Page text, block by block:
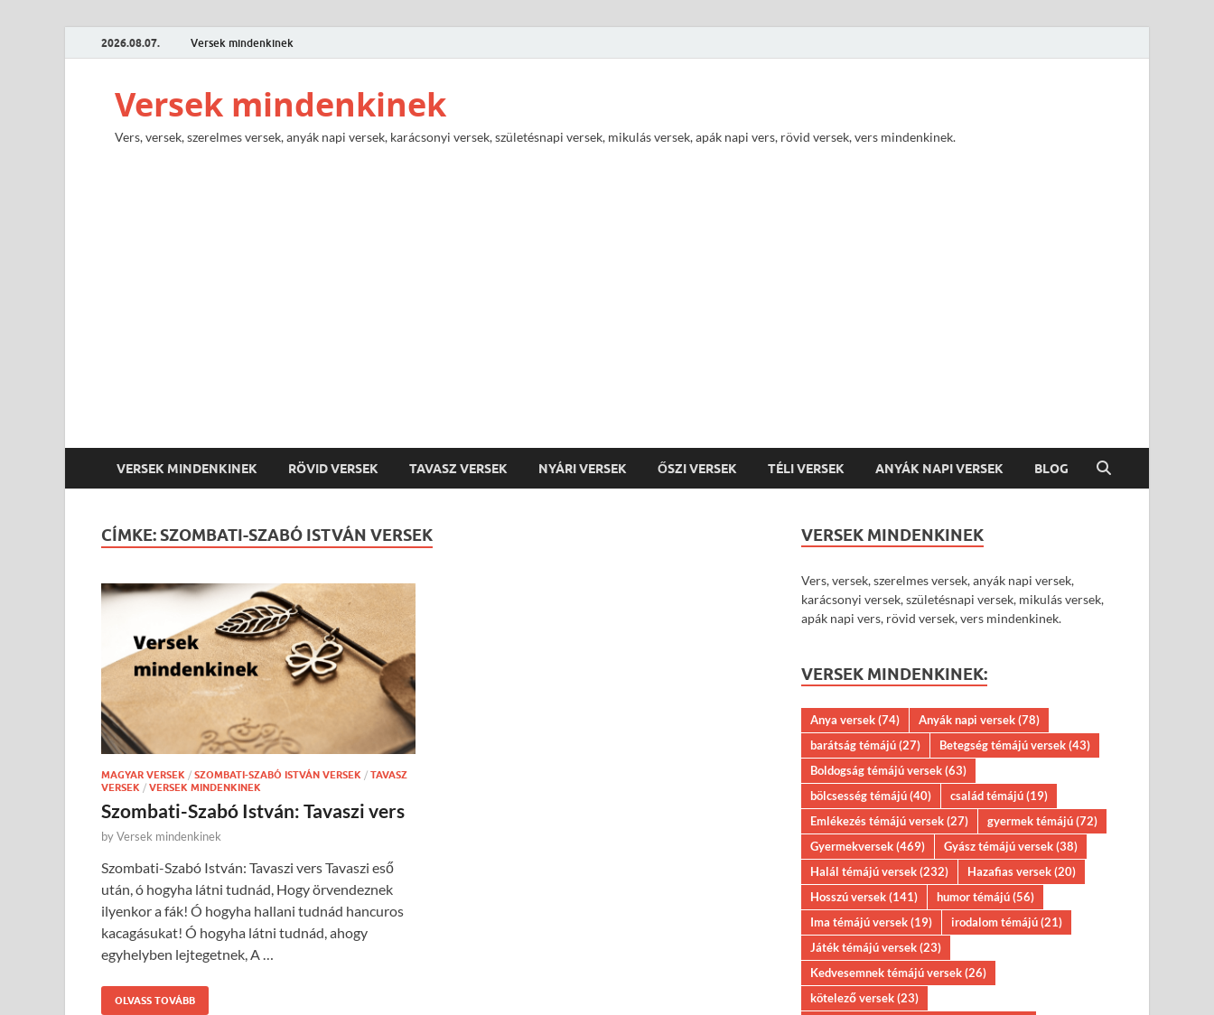
2026.08.07. Versek mindenkinek
Versek mindenkinek
Vers, versek, szerelmes versek, anyák napi versek, karácsonyi versek, születésnapi versek, mikulás versek, apák napi vers, rövid versek, vers mindenkinek.
VERSEK MINDENKINEK RÖVID VERSEK TAVASZ VERSEK NYÁRI VERSEK ŐSZI VERSEK TÉLI VERSEK ANYÁK NAPI VERSEK BLOG
CÍMKE: SZOMBATI-SZABÓ ISTVÁN VERSEK
MAGYAR VERSEK / SZOMBATI-SZABÓ ISTVÁN VERSEK / TAVASZ
VERSEK / VERSEK MINDENKINEK
Szombati-Szabó István: Tavaszi vers
byVersek mindenkinek
Szombati-Szabó István: Tavaszi vers Tavaszi eső
után, ó hogyha látni tudnád, Hogy örvendeznek
ilyenkor a fák! Ó hogyha hallani tudnád hancuros
kacagásukat! Ó hogyha látni tudnád, ahogy
egyhelyben lejtegetnek, A …
OLVASS TOVÁBB
VERSEK MINDENKINEK
Vers, versek, szerelmes versek, anyák napi versek,
karácsonyi versek, születésnapi versek, mikulás versek,
apák napi vers, rövid versek, vers mindenkinek.
VERSEK MINDENKINEK:
Anya versek(74) Anyák napi versek(78)
barátság témájú(27) Betegség témájú versek(43)
Boldogság témájú versek(63)
bölcsesség témájú(40) család témájú(19)
Emlékezés témájú versek(27) gyermek témájú(72)
Gyermekversek(469) Gyász témájú versek(38)
Halál témájú versek(232) Hazafias versek(20)
Hosszú versek(141) humor témájú(56)
Ima témájú versek(19) irodalom témájú(21)
Játék témájú versek(23)
Kedvesemnek témájú versek(26)
kötelező versek(23)